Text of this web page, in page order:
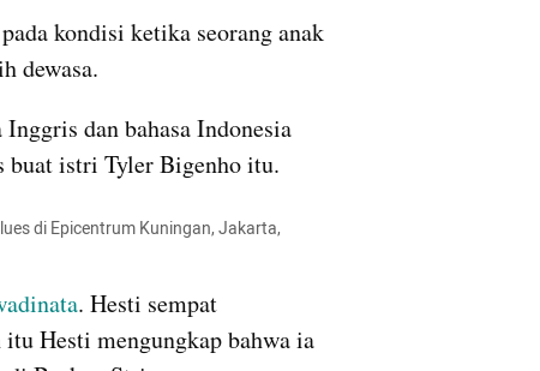
kondisi ketika seorang anak
dewasa.
dan bahasa Indonesia
buat istri Tyler Bigenho itu.
di Epicentrum Kuningan, Jakarta,
. Hesti sempat
Hesti mengungkap bahwa ia